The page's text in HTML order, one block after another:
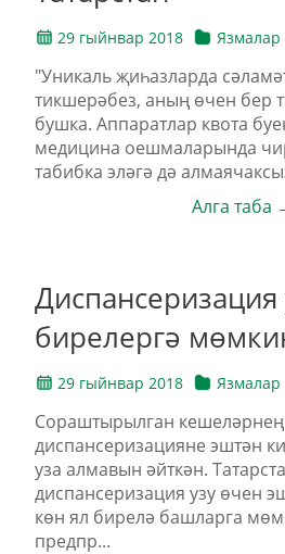
29 гыйнвар 2018 Язмалар
"Уникаль җиһазларда
тикшерәбез, аның өчен бер
бушка. Аппаратлар квота
медицина оешмаларында
табибка эләгә дә
Алга таба
Диспансеризация
бирелергә
29 гыйнвар 2018 Язмалар
Сораштырылган кешеләрнең
диспансеризацияне эштән
уза алмавын әйткән.
диспансеризация узу өчен
көн ял бирелә башларга
предпр...